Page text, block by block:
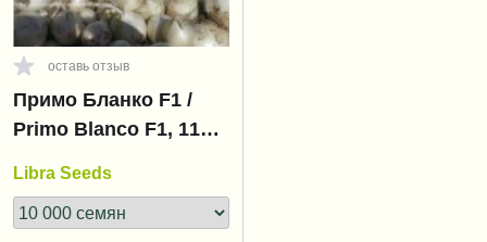
оставь отзыв
Примо Бланко F1 /
Primo Blanco F1, 110-
Libra Seeds